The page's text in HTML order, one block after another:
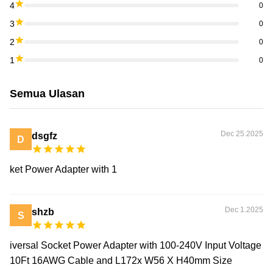
4 0
3 0
2 0
1 0
Semua Ulasan
D dsgfz Dec 25.2025
ket Power Adapter with 1
S shzb Dec 1.2025
iversal Socket Power Adapter with 100-240V Input Voltage
10Ft 16AWG Cable and L172x W56 X H40mm Size